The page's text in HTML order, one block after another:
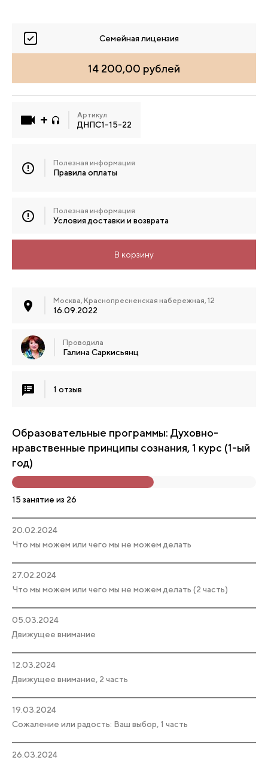
Москва, Краснопресненская набережная, 12
16.09.2022
Проводила
Галина Саркисьянц
1 отзыв
Семейная лицензия
14 200,00 рублей
Артикул
ДНПС1-15-22
Полезная информация
Правила оплаты
Полезная информация
Условия доставки и возврата
В корзину
Образовательные программы: Духовно-
нравственные принципы сознания, 1 курс (1-ый
год)
15 занятие из 26
20.02.2024
Что мы можем или чего мы не можем делать
27.02.2024
Что мы можем или чего мы не можем делать (2 часть)
05.03.2024
Движущее внимание
12.03.2024
Движущее внимание, 2 часть
19.03.2024
Сожаление или радость: Ваш выбор, 1 часть
26.03.2024